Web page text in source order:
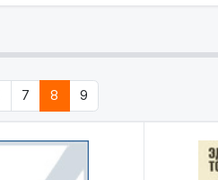
7 8 9